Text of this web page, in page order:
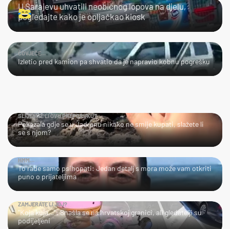
U Sarajevu uhvatili neobičnog lopova na djelu,
pogledajte kako je opljačkao kiosk
ČOVJEČE...
Izletio pred kamion pa shvatio da je napravio kobnu pogrešku
SLIJEDITE LI OVU PREPORUKU?
Pokazala gdje se u Jadranu nikako ne smije kupati, slažete li
se s njom?
HMM…
To rade samo psihopati: Jedan detalj s mora može vam otkriti
puno o prijateljima
ZAMJERATE LI JOJ?
"Koja kuja…": Snašla se na hrvatskoj granici, ali gledatelji su
podijeljeni